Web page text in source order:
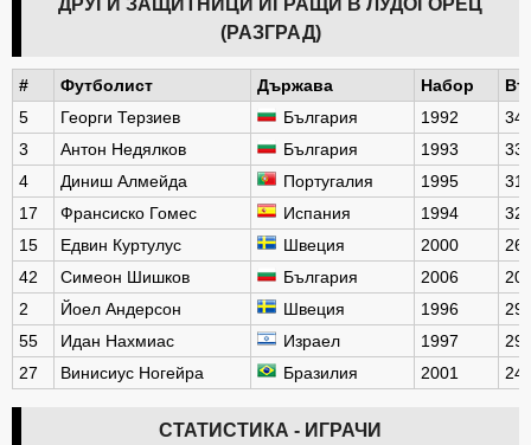
ДРУГИ ЗАЩИТНИЦИ ИГРАЩИ В ЛУДОГОРЕЦ
(РАЗГРАД)
# Футболист Държава Набор
5
Георги Терзиев България 1992
34
3
Антон Недялков България 1993
33
4
Диниш Алмейда Португалия 1995
31
17
Франсиско Гомес Испания 1994
32
15
Едвин Куртулус Швеция 2000
26
42
Симеон Шишков България 2006
20
2
Йоел Андерсон Швеция 1996
29
55
Идан Нахмиас Израел 1997
29
27
Винисиус Ногейра Бразилия 2001 24
СТАТИСТИКА - ИГРАЧИ